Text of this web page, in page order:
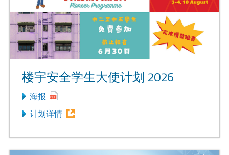
楼宇安全学生大使计划 2026
海报
计划详情